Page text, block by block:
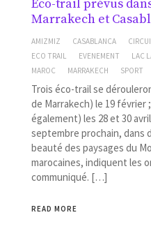
Eco-trail prévus
Marrakech et
AMIZMIZ CASABLANCA
ECO TRAIL
EVENEMENT LAC
MAROC
MARRAKECH SPORT
Trois éco-trail se
de Marrakech) le 19 février
également) les 28 et 30
septembre prochain, dans
beauté des paysages du
marocaines, indiquent les
communiqué. […]
READ MORE